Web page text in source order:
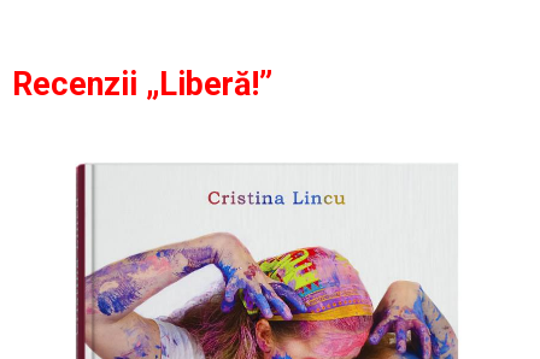
Recenzii „Liberă!”